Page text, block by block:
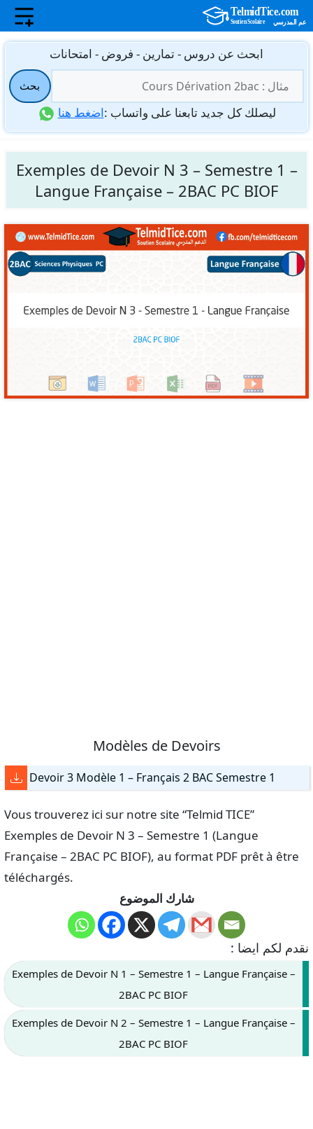
انتقل
المحتوى
ابحث عن دروس - تمارين - فروض - امتحانات
عن:
بحث
ليصلك كل جديد تابعنا على واتساب :اضغط هنا
Exemples de Devoir N 3 – Semestre 1 –
Langue Française – 2BAC PC BIOF
Modèles de Devoirs
Devoir 3 Modèle 1 – Français 2 BAC Semestre 1
Vous trouverez ici sur notre site “Telmid TICE”
Exemples de Devoir N 3 – Semestre 1 (Langue
Française – 2BAC PC BIOF), au format PDF prêt à être
téléchargés.
شارك الموضوع
نقدم لكم ايضا :
Exemples de Devoir N 1 – Semestre 1 – Langue Française –
2BAC PC BIOF
Exemples de Devoir N 2 – Semestre 1 – Langue Française –
2BAC PC BIOF